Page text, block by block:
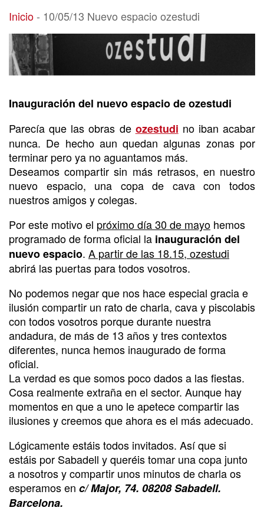
10/05/13 Nuevo espacio ozestudi
Inicio- 10/05/13 Nuevo espacio ozestudi
Inauguración del nuevo espacio de ozestudi
Parecía que las obras de ozestudi no iban acabar
nunca. De hecho aun quedan algunas zonas por
terminar pero ya no aguantamos más.
Deseamos compartir sin más retrasos, en nuestro
nuevo espacio, una copa de cava con todos
nuestros amigos y colegas.
Por este motivo el próximo día 30 de mayo hemos
programado de forma oficial la inauguración del
nuevo espacio. A partir de las 18.15, ozestudi
abrirá las puertas para todos vosotros.
No podemos negar que nos hace especial gracia e
ilusión compartir un rato de charla, cava y piscolabis
con todos vosotros porque durante nuestra
andadura, de más de 13 años y tres contextos
diferentes, nunca hemos inaugurado de forma
oficial.
La verdad es que somos poco dados a las fiestas.
Cosa realmente extraña en el sector. Aunque hay
momentos en que a uno le apetece compartir las
ilusiones y creemos que ahora es el más adecuado.
Lógicamente estáis todos invitados. Así que si
estáis por Sabadell y queréis tomar una copa junto
a nosotros y compartir unos minutos de charla os
esperamos en c/ Major, 74. 08208 Sabadell.
Barcelona.